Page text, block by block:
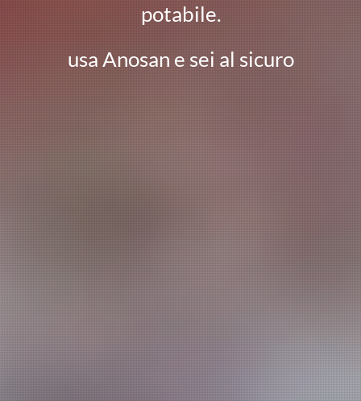
potabile.
usa Anosan e sei al sicuro